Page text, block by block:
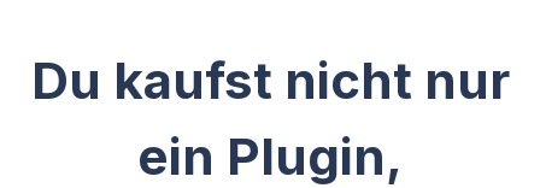
Du kaufst nicht nur
ein Plugin,